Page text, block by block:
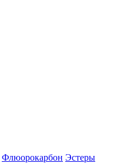
Флюорокарбон Эстеры